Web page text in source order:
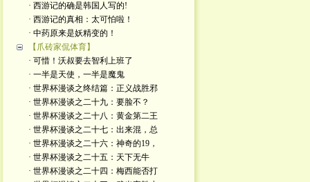
· 西游记的确是韩国人写的!
· 西游记的真相：太可怕啦！
· 中药原来是妖精变的！
【爪砖家侃体育】
· 可惜！沃叔要去智利上班了
· 一半是天使，一半是魔鬼
· 世界杯漫谈之终结篇：正义战胜邪
· 世界杯漫谈之二十九：要脸不？
· 世界杯漫谈之二十八：黄金第二王
· 世界杯漫谈之二十七：出来混，总
· 世界杯漫谈之二十六：神奇的19，
· 世界杯漫谈之二十五：天下无牛
· 世界杯漫谈之二十四：梅西能否打